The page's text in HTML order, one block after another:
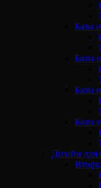
Базы
Базы
Базы
Базы
Дизайн для